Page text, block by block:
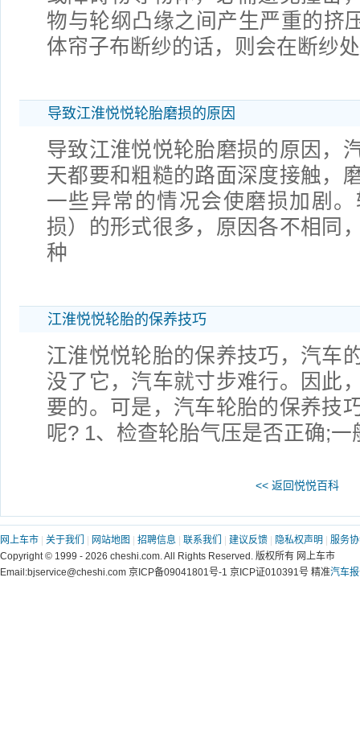
物与轮纲凸缘之间产生严重的挤
体帘子布断纱的话，则会在断纱
导致江淮悦悦轮胎磨损的原因
导致江淮悦悦轮胎磨损的原因，
天都要和粗糙的路面深度接触，
一些异常的情况会使磨损加剧
损）的形式很多，原因各不相同
种
江淮悦悦轮胎的保养技巧
江淮悦悦轮胎的保养技巧，汽车
没了它，汽车就寸步难行。因此
要的。可是，汽车轮胎的保养技
呢? 1、检查轮胎气压是否正确;一
<< 返回悦悦百科
网上车市 关于我们 网站地图 招聘信息 联系我们 建议反馈 隐私权声明
服务
Copyright © 1999 - 2026 cheshi.com. All Rights Reserved. 版权所有 网上车市
Email:bjservice@cheshi.com 京ICP备09041801号-1 京ICP证010391号 精准汽车